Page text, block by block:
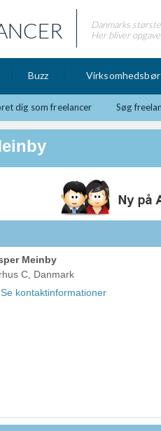
Danmarks
Her bliver
Buzz
dig som freelancer Søg
Meinby
C, Danmark
Se kontaktinformationer